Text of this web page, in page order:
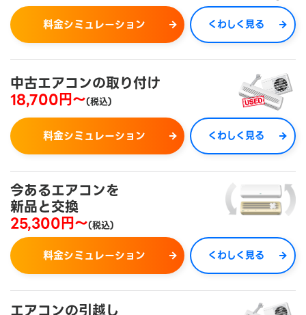
料金シミュレーション くわしく見る
中古エアコンの取り付け
18,700円～(税込)
料金シミュレーション くわしく見る
今あるエアコンを
新品と交換
25,300円～(税込)
料金シミュレーション くわしく見る
エアコンの引越し